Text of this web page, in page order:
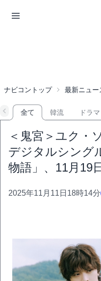
ナビコントップ 最新ニュー
全て 韓流 ドラマ
＜鬼宮＞ユク・
デジタルシング
物語」、11月19
2025年11月11日18時14分